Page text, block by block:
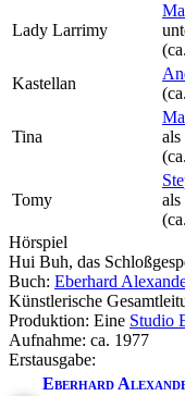
Lady Larrimy
Kastellan
Tina
als
Tomy
als
Hörspiel
Hui Buh, das
Buch: Eberhard
Künstlerische
Produktion: Eine Studio
Aufnahme: ca. 1977
Erstausgabe:
Eberhard